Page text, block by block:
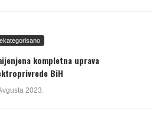
kompletna uprava
BiH
2023.